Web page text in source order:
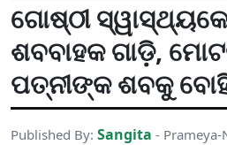
ଗୋଷ୍ଠୀ
ଶବବାହକ ଗାଡ଼ି,
ପତ୍ନୀଙ୍କ ଶବକୁ
Published By: Sangita - Prameya-